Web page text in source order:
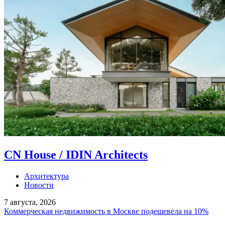
CN House / IDIN Architects
Архитектура
Новости
7 августа, 2026
Коммерческая недвижимость в Москве подешевела на 10%